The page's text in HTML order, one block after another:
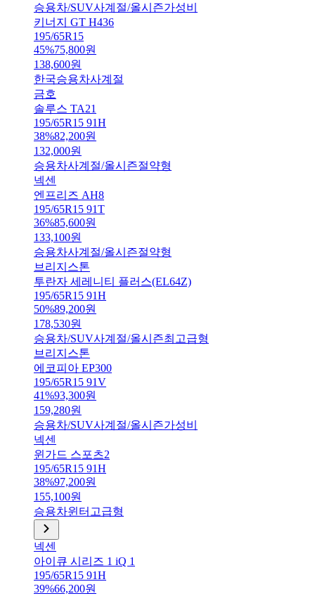
승용차/SUV사계절/올시즌가성비
키너지 GT H436
195/65R15
45%75,800원
138,600원
한국승용차사계절
금호
솔루스 TA21
195/65R15 91H
38%82,200원
132,000원
승용차사계절/올시즌절약형
넥센
엔프리즈 AH8
195/65R15 91T
36%85,600원
133,100원
승용차사계절/올시즌절약형
브리지스톤
투란자 세레니티 플러스(EL64Z)
195/65R15 91H
50%89,200원
178,530원
승용차/SUV사계절/올시즌최고급형
브리지스톤
에코피아 EP300
195/65R15 91V
41%93,300원
159,280원
승용차/SUV사계절/올시즌가성비
넥센
윈가드 스포츠2
195/65R15 91H
38%97,200원
155,100원
승용차윈터 고급형
넥센
아이큐 시리즈 1 iQ 1
195/65R15 91H
39%66,200원